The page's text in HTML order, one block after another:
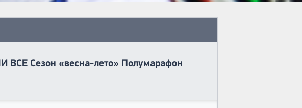
Сезон «весна-лето» Полумарафон